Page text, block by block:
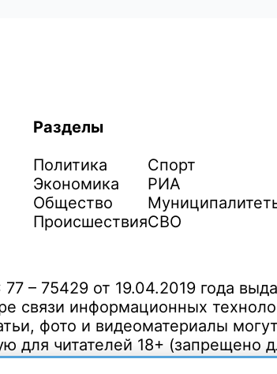
Разделы
Политика
Экономика
Общество
Происшествия
Спорт
РИА
СВО
75429 от 19.04.2019 года
связи информационных
фото и видеоматериалы могут
для читателей 18+ (запрещено